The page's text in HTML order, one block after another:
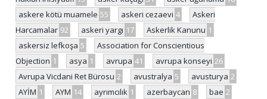
askere kötü muamele 55 askeri cezaevi 4
Askeri
Harcamalar 92 askeri yargı 17 Askerlik Kanunu 1
askersiz lefkoşa 5
Association for Conscientious
Objection 1 asya 1 avrupa 41 avrupa konseyi 26
Avrupa Vicdani Ret Bürosu 2 avustralya 5 avusturya 2
AYİM 1 AYM 14 ayrımcılık 1 azerbaycan 8 bae 2